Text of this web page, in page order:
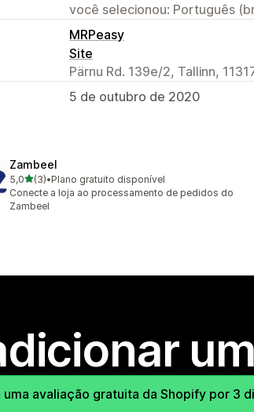
você selecionou: Português
MRPeasy
Site
Pärnu Rd. 139e/2, Tallinn,
5 de outubro de 2020
Zambeel
5,0de 5 estrelas
(3)
3 avaliações ao todo
•Plano gratuito disponível
Conecte a loja ao processamento de pedidos do
Zambeel
uma avaliação gratuita da Shopify por 3